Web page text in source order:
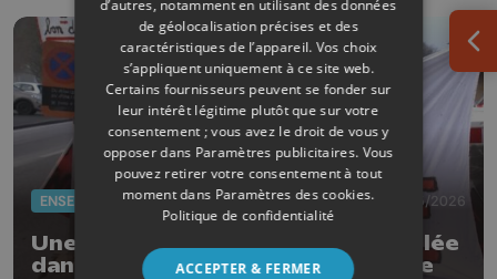
ENSEIGNEMENT 29/05/2026
Une partie des examens est annulée
dans les écoles de la Ville de Liège
d’autres, notamment en utilisant des données
de géolocalisation précises et des
caractéristiques de l’appareil. Vos choix
s’appliquent uniquement à ce site web.
Certains fournisseurs peuvent se fonder sur
leur intérêt légitime plutôt que sur votre
consentement ; vous avez le droit de vous y
opposer dans Paramètres publicitaires. Vous
pouvez retirer votre consentement à tout
moment dans Paramètres des cookies.
Politique de confidentialité
ACCEPTER & FERMER